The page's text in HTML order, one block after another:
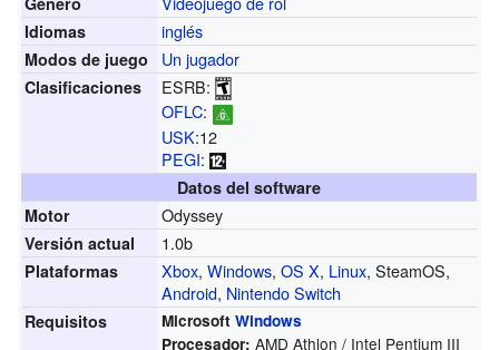
Idiomas inglés
Modos de juego Un jugador
Clasificaciones
ESRB:
OFLC:
USK:12
PEGI:
Datos del software
Motor
Odyssey
Versión actual 1.0b
Plataformas Xbox,Windows,OS X, Linux, SteamOS,
Android, Nintendo Switch
Requisitos MicrosoftWindows
Procesador: AMD Athlon / Intel Pentium III